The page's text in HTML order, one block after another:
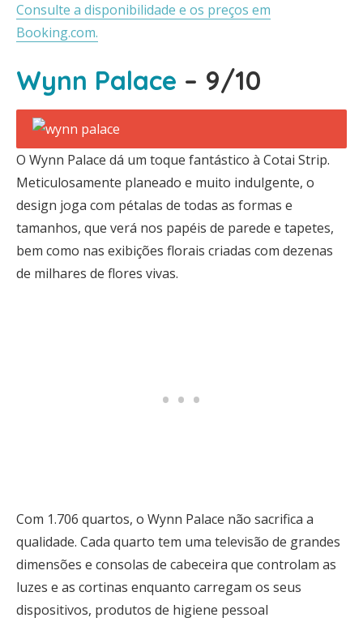
Consulte a disponibilidade e os preços em
Booking.com.
Wynn Palace – 9/10
O Wynn Palace dá um toque fantástico à Cotai Strip.
Meticulosamente planeado e muito indulgente, o
design joga com pétalas de todas as formas e
tamanhos, que verá nos papéis de parede e tapetes,
bem como nas exibições florais criadas com dezenas
de milhares de flores vivas.
Com 1.706 quartos, o Wynn Palace não sacrifica a
qualidade. Cada quarto tem uma televisão de grandes
dimensões e consolas de cabeceira que controlam as
luzes e as cortinas enquanto carregam os seus
dispositivos, produtos de higiene pessoal